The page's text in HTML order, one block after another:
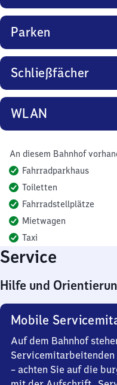
Parken
Schließfächer
WLAN
An diesem Bahnhof
Fahrradparkhaus
Toiletten
Fahrradstellplätze
Mietwagen
Taxi
Service
Hilfe und
Mobile
Auf dem Bahnhof
Servicemitarbeitenden
– achten Sie auf die